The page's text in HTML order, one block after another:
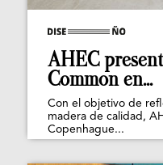
AHEC
Common en...
Con el objetivo de
madera de calidad,
Copenhague...